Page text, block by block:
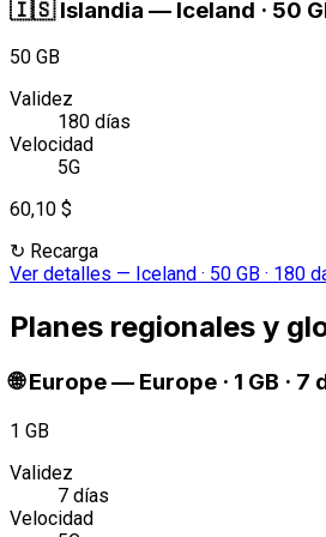
🇮🇸 Islandia — Iceland · 50
50 GB
Validez
180 días
Velocidad
5G
60,10 $
↻ Recarga
Ver detalles — Iceland · 50 GB · 180
Planes regionales y
🌐 Europe— Europe · 1 GB · 7
1 GB
Validez
7 días
Velocidad